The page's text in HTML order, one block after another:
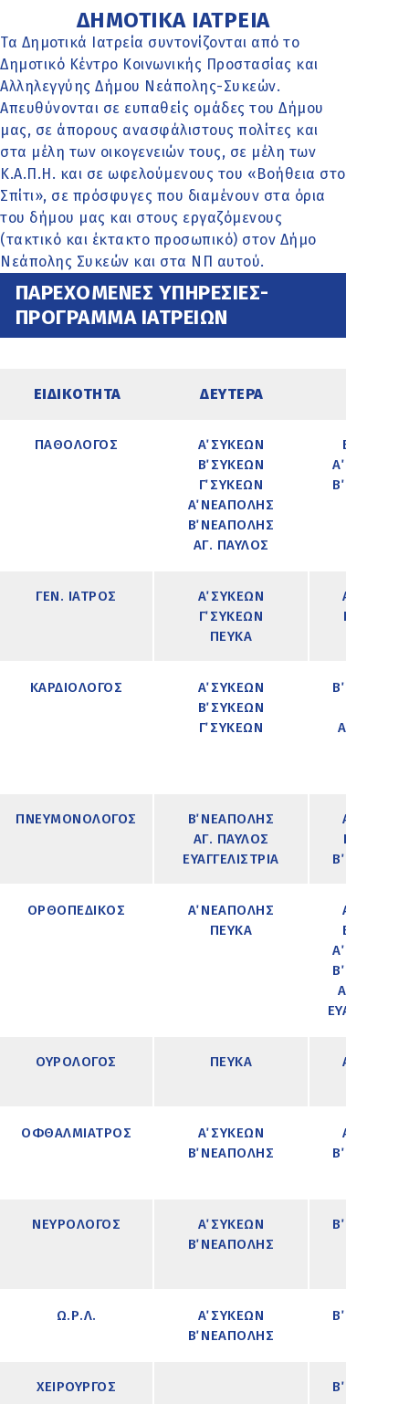
ΔΗΜΟΤΙΚΑ ΙΑΤΡΕΙΑ
Τα Δημοτικά Ιατρεία συντονίζονται από το
Δημοτικό Κέντρο Κοινωνικής Προστασίας και
Αλληλεγγύης Δήμου Νεάπολης-Συκεών.
Απευθύνονται σε ευπαθείς ομάδες του Δήμου
μας, σε άπορους ανασφάλιστους πολίτες και
στα μέλη των οικογενειών τους, σε μέλη των
Κ.Α.Π.Η. και σε ωφελούμενους του «Βοήθεια στο
Σπίτι», σε πρόσφυγες που διαμένουν στα όρια
του δήμου μας και στους εργαζόμενους
(τακτικό και έκτακτο προσωπικό) στον Δήμο
Νεάπολης Συκεών και στα ΝΠ αυτού.
ΠΑΡΕΧΟΜΕΝΕΣ ΥΠΗΡΕΣΙΕΣ-
ΠΡΟΓΡΑΜΜΑ ΙΑΤΡΕΙΩΝ
ΕΙΔΙΚΟΤΗΤΑ ΔΕΥΤΕΡΑ
ΠΑΘΟΛΟΓΟΣ
Α΄ ΣΥΚΕΩΝ
Β΄ ΣΥΚΕΩΝ
Γ΄ ΣΥΚΕΩΝ
Α΄ ΝΕΑΠΟΛΗΣ
Β΄ ΝΕΑΠΟΛΗΣ
ΑΓ. ΠΑΥΛΟΣ
Β΄ ΣΥΚΕΩΝ
Α΄
Β΄
ΓΕΝ. ΙΑΤΡΟΣ
Α΄ ΣΥΚΕΩΝ
Γ΄ ΣΥΚΕΩΝ
ΠΕΥΚΑ
Α΄ ΣΥΚΕΩΝ
Γ΄ ΣΥΚΕΩΝ
ΚΑΡΔΙΟΛΟΓΟΣ
Α΄ ΣΥΚΕΩΝ
Β΄ ΣΥΚΕΩΝ
Γ΄ ΣΥΚΕΩΝ
Β΄
ΑΓ.
ΠΝΕΥΜΟΝΟΛΟΓΟΣ
Β΄ ΝΕΑΠΟΛΗΣ
ΑΓ. ΠΑΥΛΟΣ
ΕΥΑΓΓΕΛΙΣΤΡΙΑ
Α΄ ΣΥΚΕΩΝ
Γ΄ ΣΥΚΕΩΝ
Β΄
ΟΡΘΟΠΕΔΙΚΟΣ
Α΄ ΝΕΑΠΟΛΗΣ
ΠΕΥΚΑ
Α΄ ΣΥΚΕΩΝ
Β΄ ΣΥΚΕΩΝ
Α΄
Β΄
ΑΓ.
ΟΥΡΟΛΟΓΟΣ ΠΕΥΚΑ Α΄ ΣΥΚΕΩΝ
ΟΦΘΑΛΜΙΑΤΡΟΣ
Α΄ ΣΥΚΕΩΝ
Β΄ ΝΕΑΠΟΛΗΣ
Α΄ ΣΥΚΕΩΝ
Β΄
ΝΕΥΡΟΛΟΓΟΣ
Α΄ ΣΥΚΕΩΝ
Β΄ ΝΕΑΠΟΛΗΣ
Β΄
Ω.Ρ.Λ.
Α΄ ΣΥΚΕΩΝ
Β΄ ΝΕΑΠΟΛΗΣ
Β΄
ΧΕΙΡΟΥΡΓΟΣ
Β΄